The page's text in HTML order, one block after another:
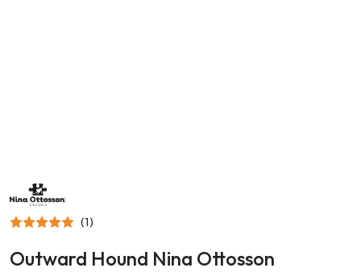
NAZWA
PRODUCENTA:
NINA
OTTOSSON (1)
Outward Hound Nina Ottosson